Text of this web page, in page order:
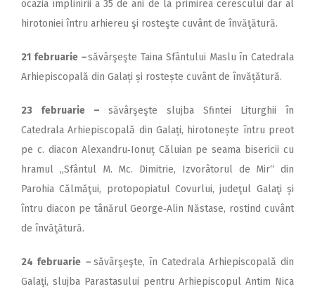
ocazia împlinirii a 35 de ani de la primirea cerescului dar al
hirotoniei întru arhiereu şi rosteşte cuvânt de învăţătură.
21 februarie –săvârşeşte Taina Sfântului Maslu în Catedrala
Arhiepiscopală din Galați și rostește cuvânt de învățătură.
23 februarie – săvârşeşte slujba Sfintei Liturghii în
Catedrala Arhiepiscopală din Galați, hirotonește întru preot
pe c. diacon Alexandru‑Ionuț Căluian pe seama bisericii cu
hramul „Sfântul M. Mc. Dimitrie, Izvorâtorul de Mir“ din
Parohia Călmăţui, protopopiatul Covurlui, judeţul Galaţi și
întru diacon pe tânărul George‑Alin Năstase, rostind cuvânt
de învăţătură.
24 februarie – săvârşeşte, în Catedrala Arhiepis­copală din
Galaţi, slujba Parastasului pentru Arhiepiscopul Antim Nica